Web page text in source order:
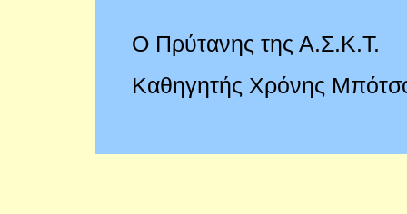
Ο Πρύτανης της Α.Σ.Κ.Τ.
Καθηγητής Χρόνης